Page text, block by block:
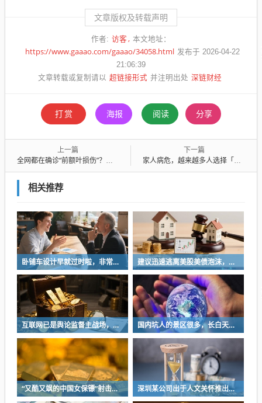
文章版权及转载声明
作者: 访客 本文地址：
https://www.gaaao.com/gaaao/34058.html 发布于 2026-04-22
21:06:39
文章转载或复制请以 超链接形式 并注明出处 深链财经
打赏 海报 阅读 分享
上一篇
全网都在确诊“前额叶损伤”？这是啥梗
下一篇
家人病危，越来越多人选择「不抢救」
相关推荐
卧铺车设计早就过时啦，非常不具备人性化 建议迅速逃离美股美债泡沫，AI正加速而非延缓其泡沫破裂
互联网已是舆论监督主战场，让我们用这五点珍惜它 国内坑人的景区很多，长白天池只是其中被坑印象最深的那一个
“又酷又飒的中国女保镖”射击夺冠 深圳某公司出于人文关怀推出内部托管，结果无孩单身员工举报了，核心理由有两个